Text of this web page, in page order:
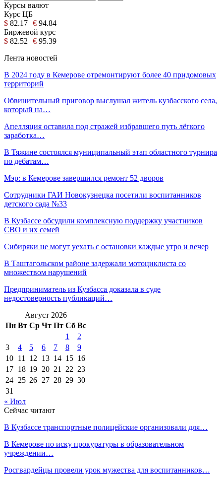
Курсы валют
Курс ЦБ
$ 82.17 € 94.84
Биржевой курс
$ 82.52 € 95.39
Лента новостей
В 2024 году в Кемерове отремонтируют более 40 придомовых
территорий
Обвинительный приговор выслушал житель кузбасского села,
который на…
Апелляция оставила под стражей избравшего путь лёгкого
заработка…
В Тяжине состоялся муниципальный этап областного турнира
по дебатам…
Мэр: в Кемерове завершился ремонт 52 дворов
Сотрудники ГАИ Новокузнецка посетили воспитанников
детского сада №33
В Кузбассе обсудили комплексную поддержку участников
СВО и их семей
Сибиряки не могут уехать с остановки каждые утро и вечер
В Таштагольском районе задержали мотоциклиста со
множеством нарушений
Предприниматель из Кузбасса доказала в суде
недостоверность публикаций…
Август 2026
Пн Вт Ср Чт Пт Сб Вс
1
2
3
4 5 6 7 8
9
10 11 12 13 14 15 16
17 18 19 20 21 22 23
24 25 26 27 28 29 30
31
« Июл
Сейчас читают
В Кузбассе транспортные полицейские организовали для…
В Кемерове по иску прокуратуры в образовательном
учреждении…
Росгвардейцы провели урок мужества для воспитанников…